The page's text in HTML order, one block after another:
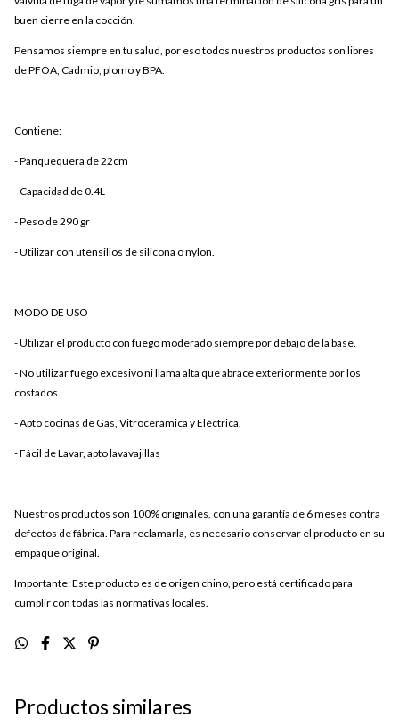
buen cierre en la cocción.
Pensamos siempre en tu salud, por eso todos nuestros productos son libres
de PFOA, Cadmio, plomo y BPA.
Contiene:
- Panquequera de 22cm
- Capacidad de 0.4L
- Peso de 290 gr
- Utilizar con utensilios de silicona o nylon.
MODO DE USO
- Utilizar el producto con fuego moderado siempre por debajo de la base.
- No utilizar fuego excesivo ni llama alta que abrace exteriormente por los
costados.
- Apto cocinas de Gas, Vitrocerámica y Eléctrica.
- Fácil de Lavar, apto lavavajillas
Nuestros productos son 100% originales, con una garantía de 6 meses contra
defectos de fábrica. Para reclamarla, es necesario conservar el producto en su
empaque original.
Importante: Este producto es de origen chino, pero está certificado para
cumplir con todas las normativas locales.
Productos similares